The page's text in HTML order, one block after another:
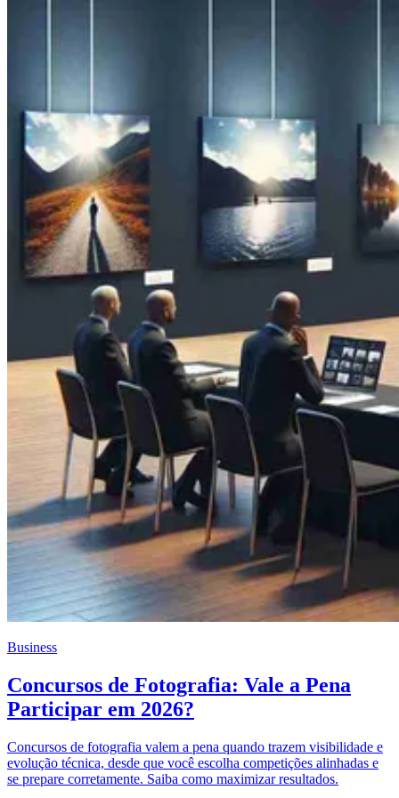
Business
Concursos de Fotografia: Vale a Pena
Participar em 2026?
Concursos de fotografia valem a pena quando trazem visibilidade e
evolução técnica, desde que você escolha competições alinhadas e
se prepare corretamente. Saiba como maximizar resultados.